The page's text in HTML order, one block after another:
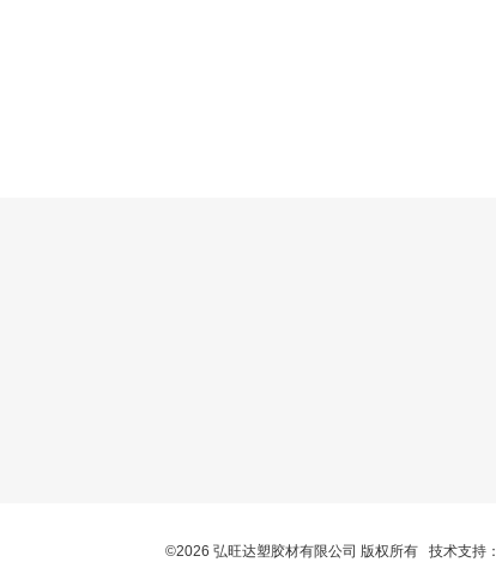
©2026 弘旺达塑胶材有限公司 版权所有 技术支持：